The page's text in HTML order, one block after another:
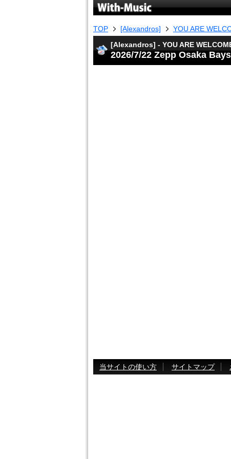
TOP [Alexandros] YOU ARE
[Alexandros] - YOU ARE
2026/7/22 Zepp Osaka
当サイトの使い方 サイトマップ